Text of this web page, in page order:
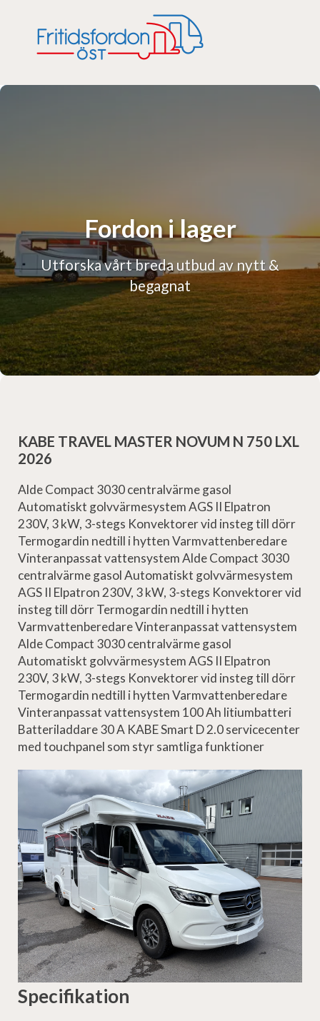
Fordon i lager
Utforska vårt breda utbud av nytt &
begagnat
KABE TRAVEL MASTER NOVUM N 750 LXL
2026
Alde Compact 3030 centralvärme gasol
Automatiskt golvvärmesystem AGS II Elpatron
230V, 3 kW, 3-stegs Konvektorer vid insteg till dörr
Termogardin nedtill i hytten Varmvattenberedare
Vinteranpassat vattensystem Alde Compact 3030
centralvärme gasol Automatiskt golvvärmesystem
AGS II Elpatron 230V, 3 kW, 3-stegs Konvektorer vid
insteg till dörr Termogardin nedtill i hytten
Varmvattenberedare Vinteranpassat vattensystem
Alde Compact 3030 centralvärme gasol
Automatiskt golvvärmesystem AGS II Elpatron
230V, 3 kW, 3-stegs Konvektorer vid insteg till dörr
Termogardin nedtill i hytten Varmvattenberedare
Vinteranpassat vattensystem 100 Ah litiumbatteri
Batteriladdare 30 A KABE Smart D 2.0 servicecenter
med touchpanel som styr samtliga funktioner
Specifikation